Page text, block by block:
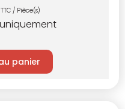
TTC / Pièce(s)
panier